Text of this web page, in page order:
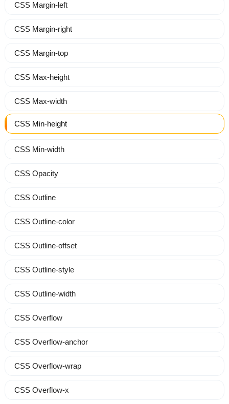
CSS Margin-left
CSS Margin-right
CSS Margin-top
CSS Max-height
CSS Max-width
CSS Min-height
CSS Min-width
CSS Opacity
CSS Outline
CSS Outline-color
CSS Outline-offset
CSS Outline-style
CSS Outline-width
CSS Overflow
CSS Overflow-anchor
CSS Overflow-wrap
CSS Overflow-x